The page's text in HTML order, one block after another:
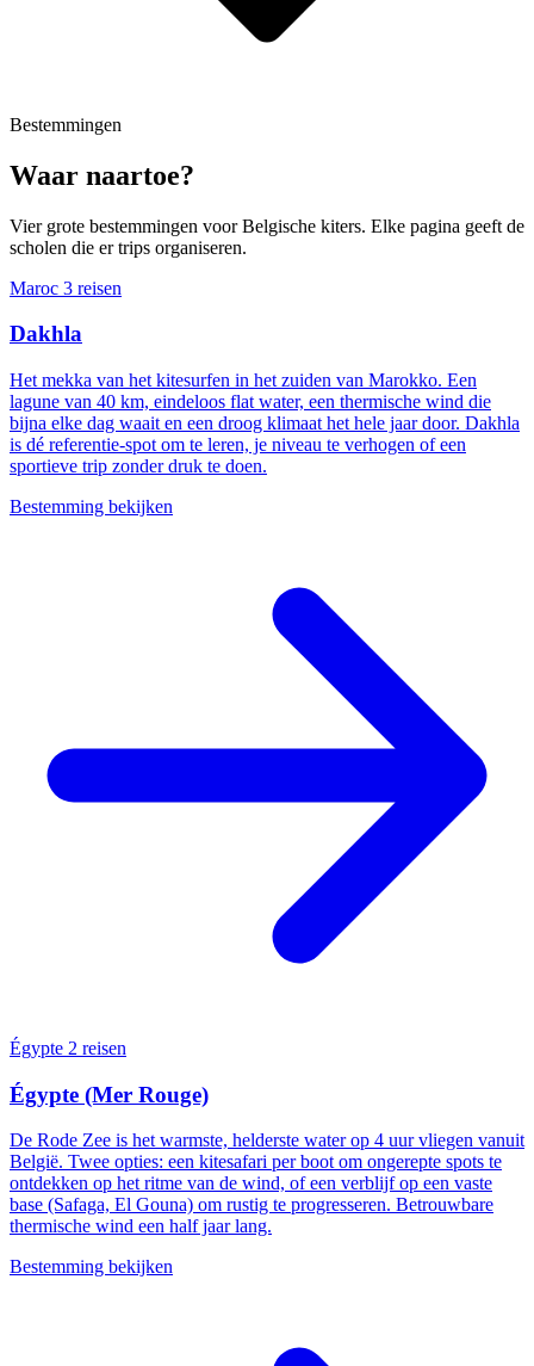
Bestemmingen
Waar naartoe?
Vier grote bestemmingen voor Belgische kiters. Elke pagina geeft de
scholen die er trips organiseren.
Maroc 3 reisen
Dakhla
Het mekka van het kitesurfen in het zuiden van Marokko. Een
lagune van 40 km, eindeloos flat water, een thermische wind die
bijna elke dag waait en een droog klimaat het hele jaar door. Dakhla
is dé referentie-spot om te leren, je niveau te verhogen of een
sportieve trip zonder druk te doen.
Bestemming bekijken
Égypte 2 reisen
Égypte (Mer Rouge)
De Rode Zee is het warmste, helderste water op 4 uur vliegen vanuit
België. Twee opties: een kitesafari per boot om ongerepte spots te
ontdekken op het ritme van de wind, of een verblijf op een vaste
base (Safaga, El Gouna) om rustig te progresseren. Betrouwbare
thermische wind een half jaar lang.
Bestemming bekijken